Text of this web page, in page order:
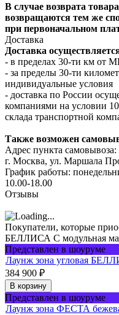
В случае возврата
возвращаются тем же
при первоначальном
Доставка
Доставка
- в пределах 30-ти км от
- за пределы 30-ти
индивидуальные условия
- доставка по России
компаниями на условии
склада транспортной
Также возможен
Адрес пункта самовывоза:
г. Москва, ул. Маршала
График работы:
10.00-18.00
Отзывы
Покупатели, которые
БЕЛЛИСА С модульная
Представлен в шоуруме
Лаунж зона угловая
384 900 ₽
В корзину
Представлен в шоуруме
Лаунж зона ФЕСТА